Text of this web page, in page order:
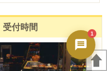
受付時間
1